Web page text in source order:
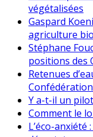
végétalisées
Gaspard
agriculture
Stéphane
positions des
Retenues
Y a-t-il un
Comment le
L’éco-